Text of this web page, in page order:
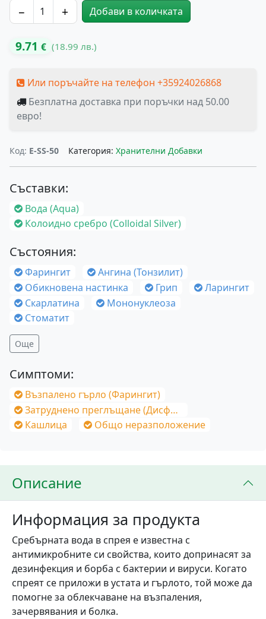
количество за SCALER Silver - Наносребърен Спрей за
− + Добави в количката
9.71 € (18.99 лв.)
Или поръчайте на телефон +35924026868
Безплатна доставка при поръчки над 50.00
евро!
Код: E-SS-50 Категория: Хранителни Добавки
Съставки:
Вода (Aqua)
Колоидно сребро (Colloidal Silver)
Състояния:
Фарингит
Ангина (Тонзилит)
Обикновена настинка
Грип
Ларингит
Скарлатина
Мононуклеоза
Стоматит
Още
Симптоми:
Възпалено гърло (Фарингит)
Затруднено преглъщане (Дисфагия)
Кашлица
Общо неразположение
Описание
Информация за продукта
Сребърната вода в спрея е известна с
антимикробните си свойства, които допринасят за
дезинфекция и борба с бактерии и вируси. Когато
спреят се приложи в устата и гърлото, той може да
помогне за облекчаване на възпаления,
зачервявания и болка.